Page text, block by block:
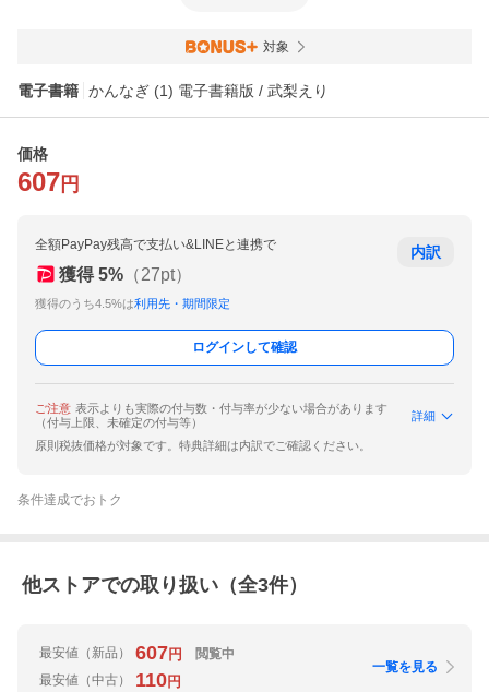
対象
電子書籍 かんなぎ (1) 電子書籍版 / 武梨えり
価格
607 円
全額PayPay残高で支払い&LINEと連携で
獲得 5% （27pt）
獲得のうち4.5%は利用先・期間限定
内訳
ログインして確認
ご注意 表示よりも実際の付与数・付与率が少ない場合があります
（付与上限、未確定の付与等）
詳細
原則税抜価格が対象です。特典詳細は内訳でご確認ください。
条件達成でおトク
他ストアでの取り扱い（全3件）
最安値 （新品） 607円
閲覧中
最安値 （中古） 110円
一覧を見る